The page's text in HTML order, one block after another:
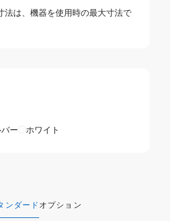
法は、機器を使用時の最大寸法で
ー ホワイト
ンダードオプション